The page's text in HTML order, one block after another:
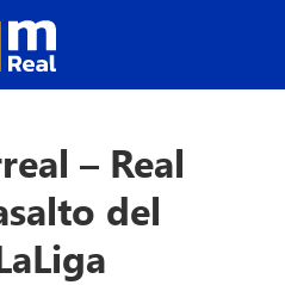
– Real
del